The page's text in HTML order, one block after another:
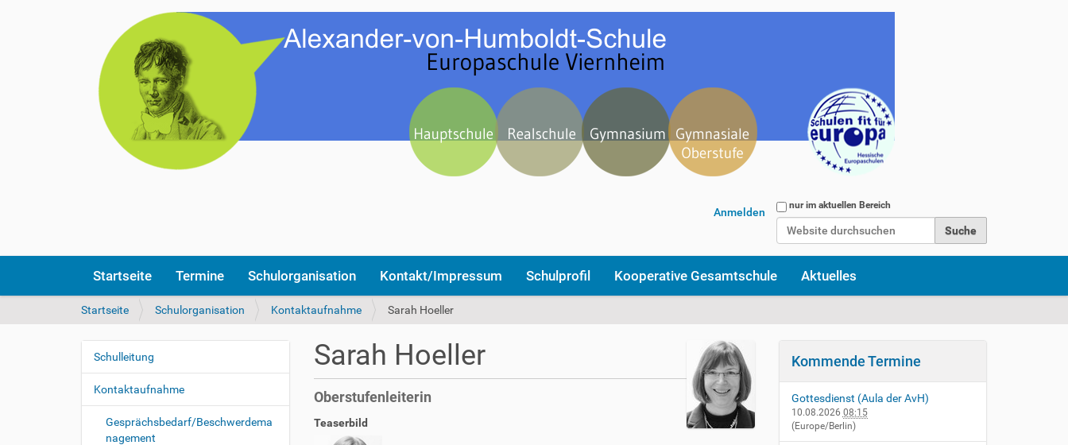
Website durchsuchen
nur im aktuellen Bereich
Anmelden
Startseite Termine Schulorganisation Kontakt/Impressum Schulprofil Kooperative Gesamtschule Aktuelles
S
e
i
d
Startseite Schulorganisation Kontaktaufnahme Sarah Hoeller
Sarah Hoeller
Oberstufenleiterin
Teaserbild
N
Schulleitung
Kontaktaufnahme
Gesprächsbedarf/Beschwerdema
nagement
Kommende Termine
Gottesdienst (Aula der AvH)
10.08.2026 08:15
(Europe/Berlin)